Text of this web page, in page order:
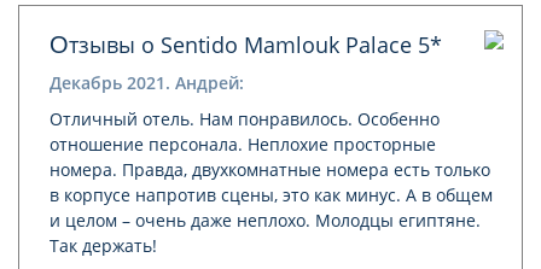
Отзывы о Sentido Mamlouk Palace 5*
Декабрь 2021. Андрей:
Отличный отель. Нам понравилось. Особенно
отношение персонала. Неплохие просторные
номера. Правда, двухкомнатные номера есть только
в корпусе напротив сцены, это как минус. А в общем
и целом – очень даже неплохо. Молодцы египтяне.
Так держать!